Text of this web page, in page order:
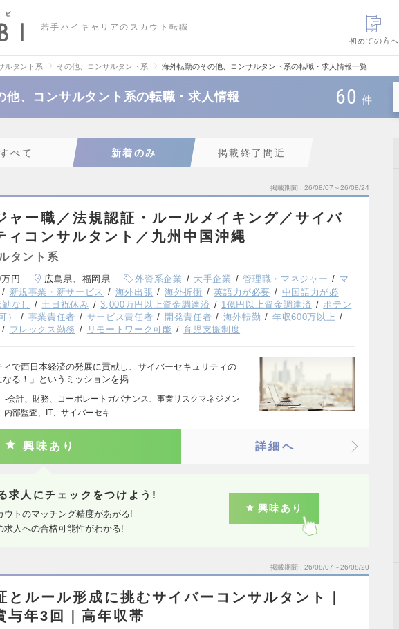
若手ハイキャリアのスカウト転職
初めての方へ
ルタント系 その他、コンサルタント系 海外転勤のその他、コンサルタント系の転職・求人情報一覧
他、コンサルタント系の転職・求人情報 60 件
すべて 新着のみ 掲載終了間近
掲載期間 26/08/07～26/08/24
ャー職／法規認証・ルールメイキング／サイバ
ィコンサルタント／九州中国沖縄
タント系
円 広島県、福岡県 外資系企業 大手企業 管理職・マネジャー
マ
新規事業・新サービス 海外出張 海外折衝 英語力が必要
中国語力が必
なし 土日祝休み 3,000万円以上資金調達済 1億円以上資金調達済
ポテン
）
事業責任者 サービス責任者 開発責任者 海外転勤
年収600万以上
フレックス勤務 リモートワーク可能 育児支援制度
ィで西日本経済の発展に貢献し、サイバーセキュリティの
る！」というミッションを掲…
‐会計、財務、コーポレートガバナンス、事業リスクマネジメン
内部監査、IT、サイバーセキ…
興味あり 詳細へ
求人にチェックをつけよう!
ウトのマッチング精度があがる!
求人への合格可能性がわかる!
興味あり
掲載期間 26/08/07～26/08/20
とルール形成に挑むサイバーコンサルタント｜
与年3回｜高年収帯